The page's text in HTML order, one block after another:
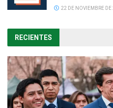
22 DE NOVIEMBRE DE
RECIENTES